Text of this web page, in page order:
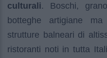
culturali. Boschi,
botteghe artigiane
strutture balneari di
ristoranti noti in tutta